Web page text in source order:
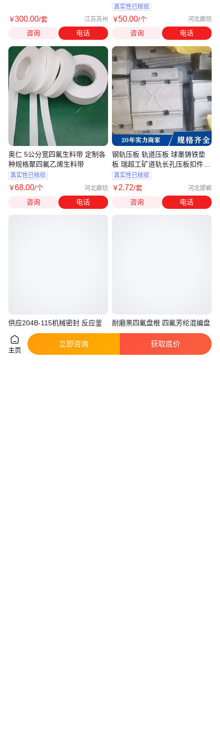
￥300.00/套 江苏苏州
咨询 电话
奥仁 5公分宽四氟生料带 定制各
种规格聚四氟乙烯生料带
真实性已核验
￥68.00/个 河北廊坊
咨询 电话
供应204B-115机械密封 反应釜
品质保证 一站式服务
880 .00/套 江苏苏州
真实性已核验
￥50.00/个 河北廊坊
咨询 电话
钢轨压板 轨道压板 球墨铸铁垫
板 瑞超工矿道轨长孔压板扣件
6A-5
真实性已核验
￥2.72/套 河北邯郸
咨询 电话
耐磨黑四氟盘根 四氟芳纶混编盘
根厂家 含油聚四氟乙烯填料
￥21.00/千克 河北廊坊
主页
立即咨询 获取底价